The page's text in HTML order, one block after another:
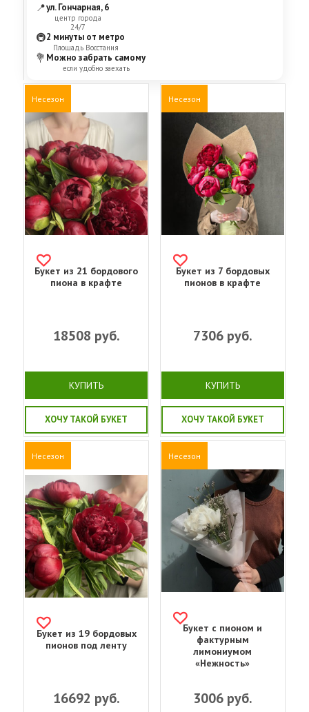
📍ул. Гончарная, 6
центр города
24/7
🚇2 минуты от метро
Площадь Восстания
💐 Можно забрать самому
если удобно заехать
Несезон
Букет из 21 бордового
пиона в крафте
18508 руб.
КУПИТЬ
ХОЧУ ТАКОЙ БУКЕТ
Несезон
Букет из 7 бордовых
пионов в крафте
7306руб.
КУПИТЬ
ХОЧУ ТАКОЙ БУКЕТ
Несезон
Букет из 19 бордовых
пионов под ленту
16692 руб.
Несезон
Букет с пионом и
фактурным
лимониумом
«Нежность»
3006руб.